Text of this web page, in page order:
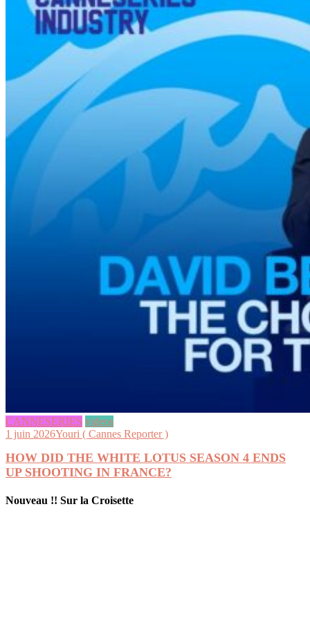
CANNESERIES videos
1 juin 2026Youri ( Cannes Reporter )
HOW DID THE WHITE LOTUS SEASON 4 ENDS
UP SHOOTING IN FRANCE?
Nouveau !! Sur la Croisette